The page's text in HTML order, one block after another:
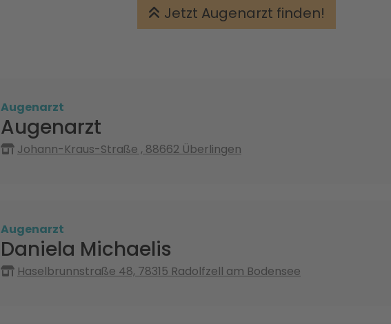
Jetzt Augenarzt finden!
Augenarzt
Augenarzt
Johann-Kraus-Straße , 88662 Überlingen
Augenarzt
Daniela Michaelis
Haselbrunnstraße 48, 78315 Radolfzell am Bodensee